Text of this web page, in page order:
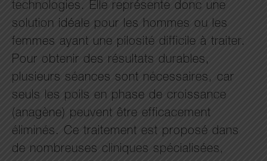
technologies. Elle représente donc une
solution idéale pour les hommes ou les
femmes ayant une pilosité difficile à traiter.
Pour obtenir des résultats durables,
plusieurs séances sont nécessaires, car
seuls les poils en phase de croissance
(anagène) peuvent être efficacement
éliminés. Ce traitement est proposé dans
de nombreuses cliniques spécialisées,